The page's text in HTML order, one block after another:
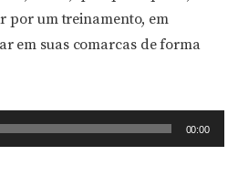
por um treinamento, em
em suas comarcas de forma
00:00